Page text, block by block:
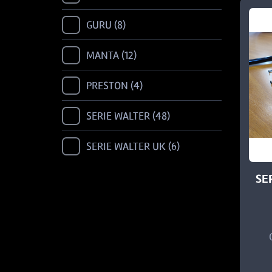
GURU 8
MANTA 12
PRESTON 4
SERIE WALTER 48
SERIE WALTER UK 6